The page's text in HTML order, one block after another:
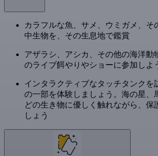
カラフルな魚、サメ、ウミガメ、そ
中生物を、その生息地で鑑賞
アザラシ、アシカ、その他の海洋動
のライブ餌やりやショーに参加しよ
インタラクティブなタッチタンクを
の一部を体験しましょう。海の星、
どの生き物に優しく触れながら、保
しょう